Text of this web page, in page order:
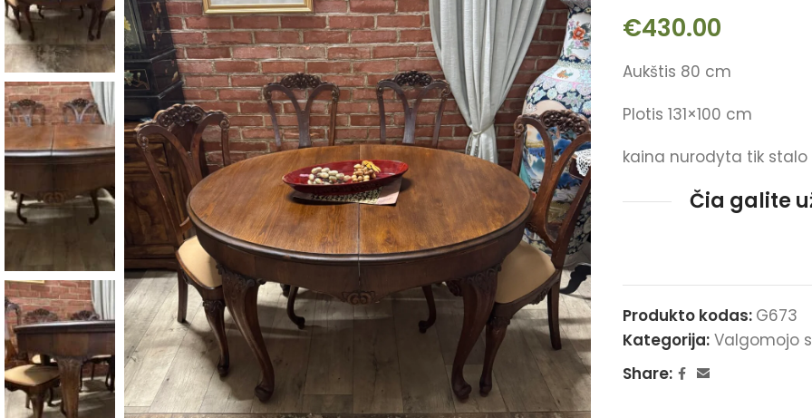
€430.00
Aukštis 80 cm
Plotis 131×100 cm
kaina nurodyta tik stalo
Čia galite
Produkto kodas: G673
Kategorija: Valgomojo
Share: